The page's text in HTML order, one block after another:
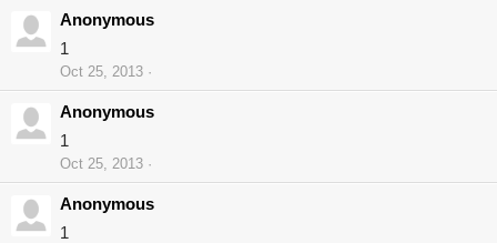
Anonymous
1
Oct 25, 2013
Anonymous
1
Oct 25, 2013
Anonymous
1